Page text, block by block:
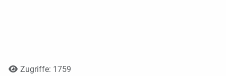
DetailsZugriffe: 1759